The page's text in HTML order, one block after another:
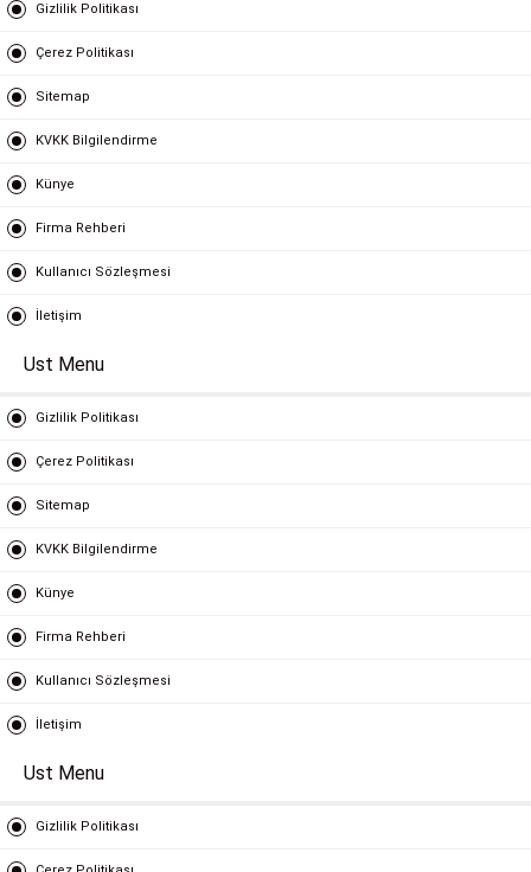
Gizlilik Politikası
Çerez Politikası
Sitemap
KVKK Bilgilendirme
Künye
Firma Rehberi
Kullanıcı Sözleşmesi
İletişim
Ust Menu
Gizlilik Politikası
Çerez Politikası
Sitemap
KVKK Bilgilendirme
Künye
Firma Rehberi
Kullanıcı Sözleşmesi
İletişim
Ust Menu
Gizlilik Politikası